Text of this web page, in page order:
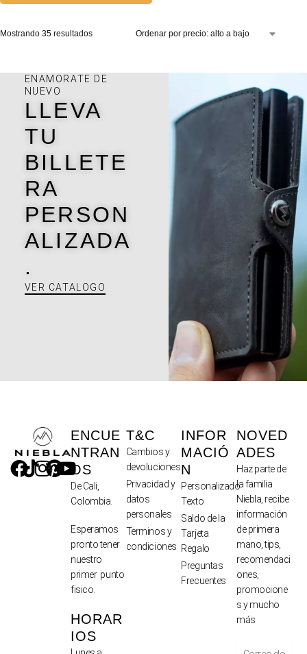
Mostrando 35 resultados
ENAMORATE DE
NUEVO
LLEVA
TU
BILLETE
RA
PERSON
ALIZADA
.
VER CATALOGO
ENCUE
NTRAN
OS
De Cali,
Colombia.
Esperamos
pronto tener
nuestro
primer punto
fisico.
HORAR
IOS
T&C
Cambios y
devoluciones
Privacidad y
datos
personales
Terminos y
condiciones
INFOR
MACIÓ
N
Personalizado
Texto
Saldo de la
Tarjeta
Regalo
Preguntas
Frecuentes
NOVED
ADES
Haz parte de
la familia
Niebla, recibe
información
de primera
mano, tips,
recomendaci
ones,
promocione
s y mucho
más